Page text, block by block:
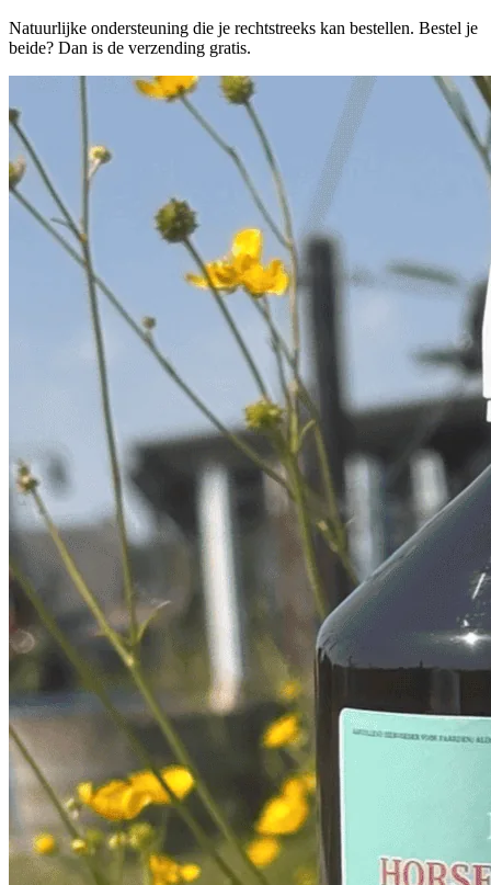
Natuurlijke ondersteuning die je rechtstreeks kan bestellen. Bestel je
beide? Dan is de verzending gratis.